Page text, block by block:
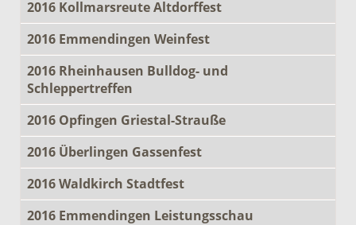
2016 Kollmarsreute Altdorffest
2016 Emmendingen Weinfest
2016 Rheinhausen Bulldog- und
Schleppertreffen
2016 Opfingen Griestal-Strauße
2016 Überlingen Gassenfest
2016 Waldkirch Stadtfest
2016 Emmendingen Leistungsschau